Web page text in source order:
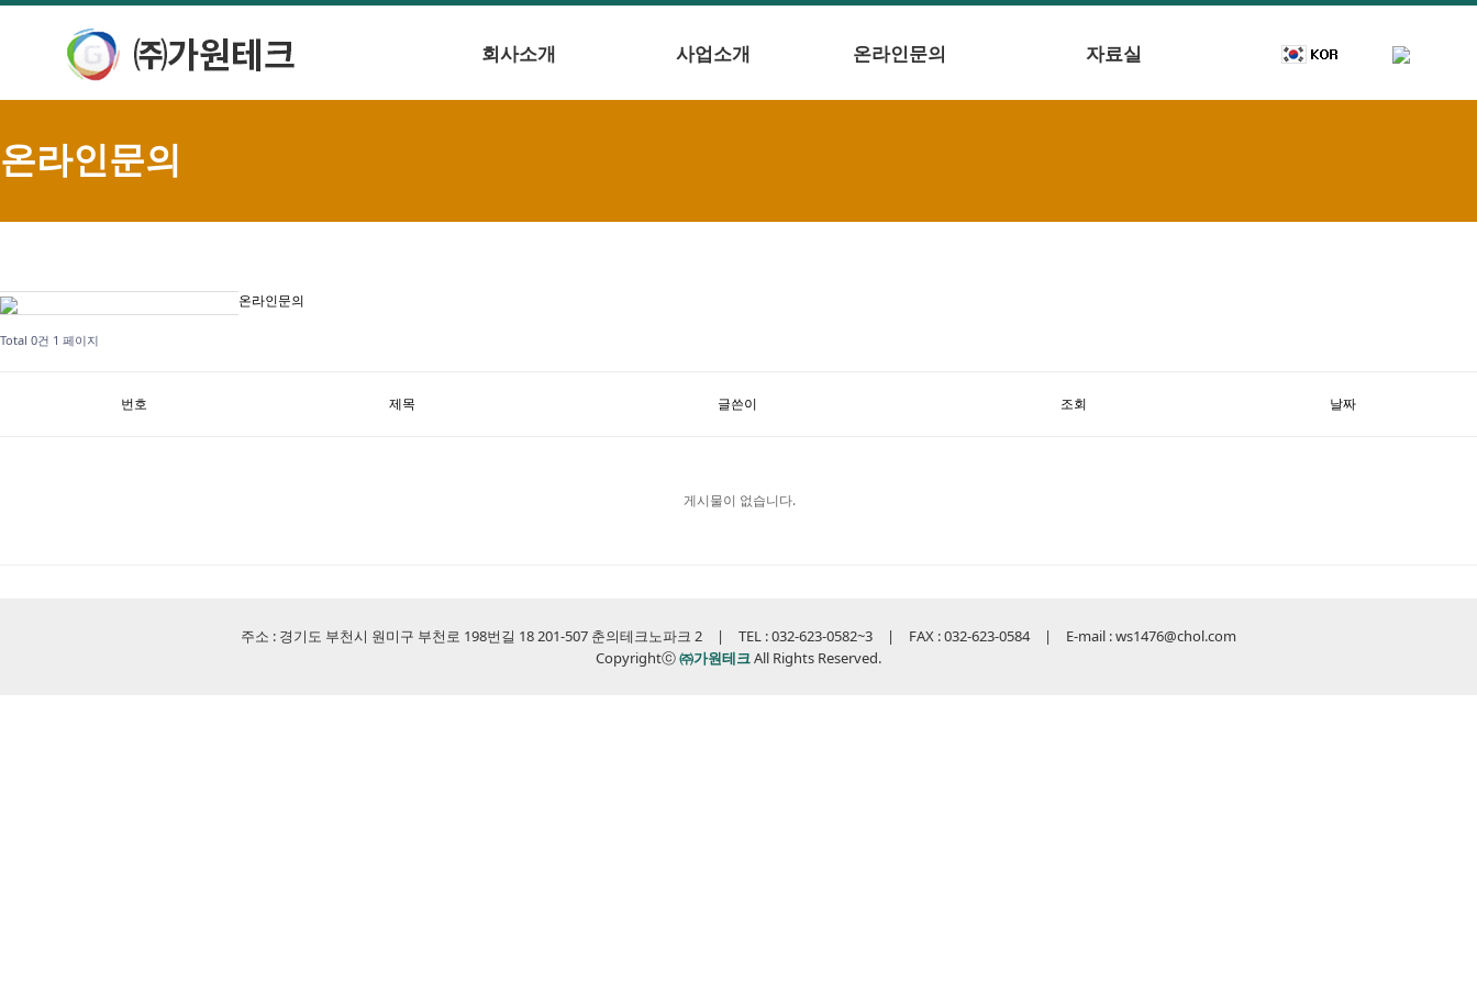
회사소개 사업소개 온라인문의 자료실
온라인문의
온라인문의
Total 0건 1 페이지
번호 제목 글쓴이 조회 날짜
게시물이 없습니다.
주소 : 경기도 부천시 원미구 부천로 198번길 18 201-507 춘의테크노파크 2 | TEL : 032-623-0582~3 | FAX : 032-623-0584 | E-mail : ws1476@chol.com
Copyrightⓒ㈜가원테크All Rights Reserved.